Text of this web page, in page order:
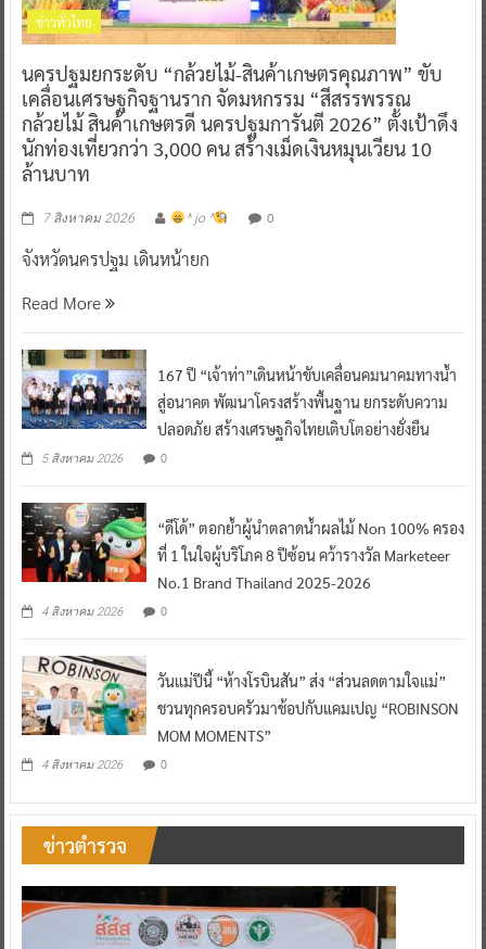
ข่าวทั่วไทย
นครปฐมยกระดับ “กล้วยไม้-สินค้าเกษตรคุณภาพ” ขับ
เคลื่อนเศรษฐกิจฐานราก จัดมหกรรม “สีสรรพรรณ
กล้วยไม้ สินค้าเกษตรดี นครปฐมการันตี 2026” ตั้งเป้าดึง
นักท่องเที่ยวกว่า 3,000 คน สร้างเม็ดเงินหมุนเวียน 10
ล้านบาท
7 สิงหาคม 2026 ^ jo ^ 0
จังหวัดนครปฐม เดินหน้ายก
Read More
167 ปี “เจ้าท่า”เดินหน้าขับเคลื่อนคมนาคมทางน้ำ
สู่อนาคต พัฒนาโครงสร้างพื้นฐาน ยกระดับความ
ปลอดภัย สร้างเศรษฐกิจไทยเติบโตอย่างยั่งยืน
5 สิงหาคม 2026 0
“ดีโด้” ตอกย้ำผู้นำตลาดน้ำผลไม้ Non 100% ครอง
ที่ 1 ในใจผู้บริโภค 8 ปีซ้อน คว้ารางวัล Marketeer
No.1 Brand Thailand 2025-2026
4 สิงหาคม 2026 0
วันแม่ปีนี้ “ห้างโรบินสัน” ส่ง “ส่วนลดตามใจแม่”
ชวนทุกครอบครัวมาช้อปกับแคมเปญ “ROBINSON
MOM MOMENTS”
4 สิงหาคม 2026 0
ข่าวตำรวจ